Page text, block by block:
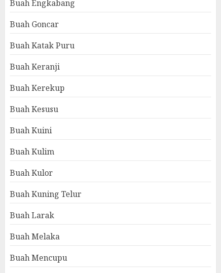
Buah Engkabang
Buah Goncar
Buah Katak Puru
Buah Keranji
Buah Kerekup
Buah Kesusu
Buah Kuini
Buah Kulim
Buah Kulor
Buah Kuning Telur
Buah Larak
Buah Melaka
Buah Mencupu